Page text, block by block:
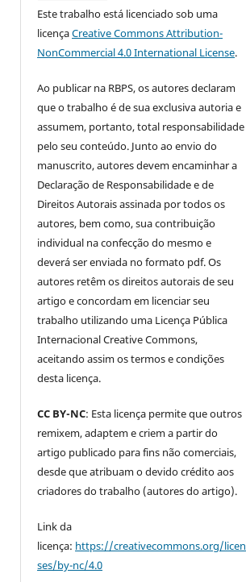
Este trabalho está licenciado sob uma
licençaCreative Commons Attribution-
NonCommercial 4.0 International License.
Ao publicar na RBPS, os autores declaram
que o trabalho é de sua exclusiva autoria e
assumem, portanto, total responsabilidade
pelo seu conteúdo. Junto ao envio do
manuscrito, autores devem encaminhar a
Declaração de Responsabilidade e de
Direitos Autorais assinada por todos os
autores, bem como, sua contribuição
individual na confecção do mesmo e
deverá ser enviada no formato pdf. Os
autores retêm os direitos autorais de seu
artigo e concordam em licenciar seu
trabalho utilizando uma Licença Pública
Internacional Creative Commons,
aceitando assim os termos e condições
desta licença.
CC BY-NC: Esta licença permite que outros
remixem, adaptem e criem a partir do
artigo publicado para fins não comerciais,
desde que atribuam o devido crédito aos
criadores do trabalho (autores do artigo).
Link da
licença: https://creativecommons.org/licen
ses/by-nc/4.0